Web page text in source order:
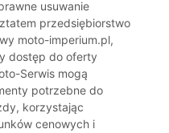
usuwanie
przedsiębiorstwo
moto-imperium.pl,
dostęp do oferty
Serwis mogą
potrzebne do
korzystając
cenowych i